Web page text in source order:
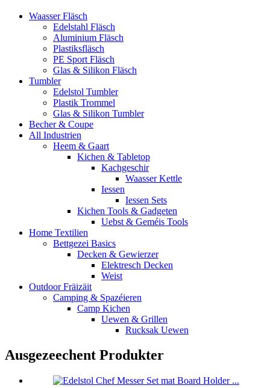
Waasser Fläsch
Edelstahl Fläsch
Aluminium Fläsch
Plastiksfläsch
PE Sport Fläsch
Glas & Silikon Fläsch
Tumbler
Edelstol Tumbler
Plastik Trommel
Glas & Silikon Tumbler
Becher & Coupe
All Industrien
Heem & Gaart
Kichen & Tabletop
Kachgeschir
Waasser Kettle
Iessen
Iessen Sets
Kichen Tools & Gadgeten
Uebst & Geméis Tools
Home Textilien
Bettgezei Basics
Decken & Gewierzer
Elektresch Decken
Weist
Outdoor Fräizäit
Camping & Spazéieren
Camp Kichen
Uewen & Grillen
Rucksak Uewen
Ausgezeechent Produkter